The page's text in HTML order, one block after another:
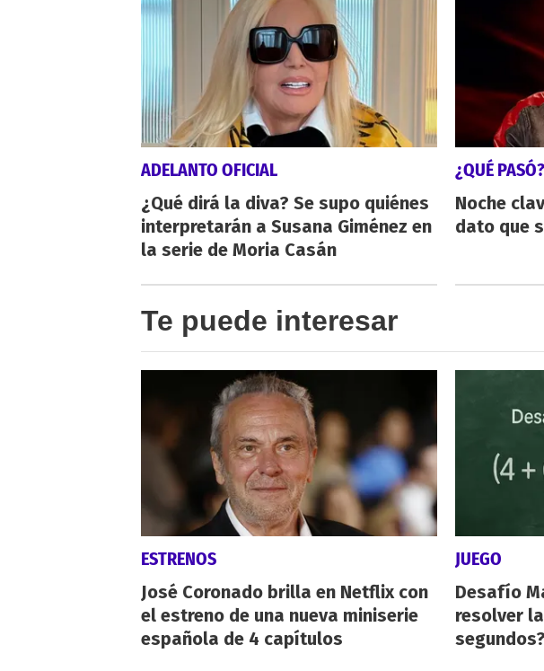
ADELANTO OFICIAL
¿Qué dirá la diva? Se supo quiénes
interpretarán a Susana Giménez en
la serie de Moria Casán
¿QUÉ PASÓ?
Noche
dato que
Te puede interesar
ESTRENOS
José Coronado brilla en Netflix con
el estreno de una nueva miniserie
española de 4 capítulos
JUEGO
Desafío
resolver
segundos?